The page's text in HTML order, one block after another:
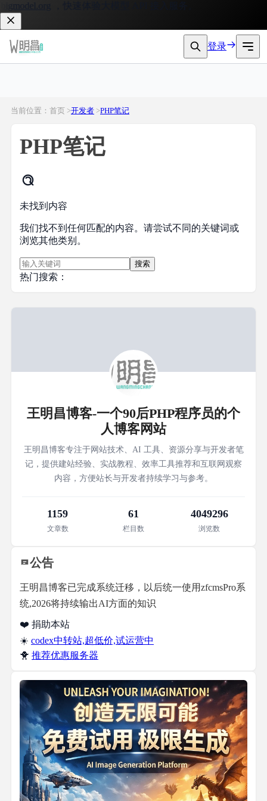
登录
当前位置：首页 >开发者 >PHP笔记
PHP笔记
未找到内容
我们找不到任何匹配的内容。请尝试不同的关键词或
浏览其他类别。
搜索
热门搜索：
王明昌博客-一个90后PHP程序员的个
人博客网站
王明昌博客专注于网站技术、AI 工具、资源分享与开发者笔
记，提供建站经验、实战教程、效率工具推荐和互联网观察
内容，方便站长与开发者持续学习与参考。
1159
文章数
61
栏目数
4049296
浏览数
公告
王明昌博客已完成系统迁移，以后统一使用zfcmsPro系
统,2026将持续输出AI方面的知识
❤️ 捐助本站
☀️ codex中转站,超低价,试运营中
🐥 推荐优惠服务器